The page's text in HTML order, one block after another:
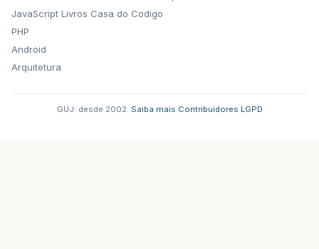
JavaScript
PHP
Android
Arquitetura
Livros Casa do Codigo
GUJ: desde 2002. Saiba mais Contribuidores LGPD